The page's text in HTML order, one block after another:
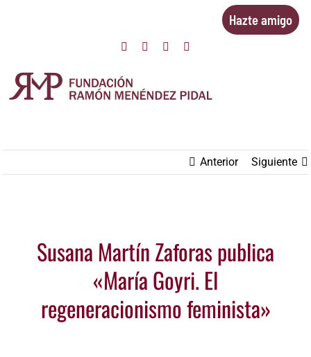
Hazte amigo
Facebook
TwitterInstagram
Anterior Siguiente
imagenSusana Martín Zaforas publica
«María Goyri. El
regeneracionismo feminista»